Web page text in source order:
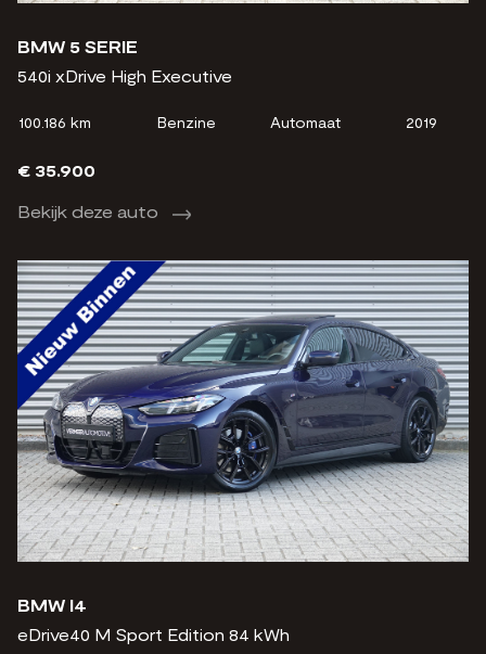
BMW 5 SERIE
540i xDrive High Executive
100.186 km Benzine Automaat 2019
€ 35.900
Bekijk deze auto
BMW I4
eDrive40 M Sport Edition 84 kWh